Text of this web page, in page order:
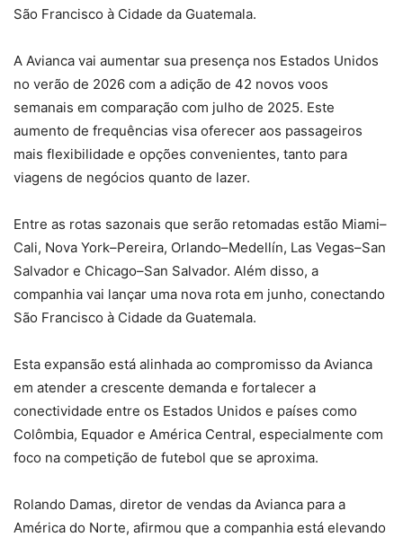
São Francisco à Cidade da Guatemala.
A Avianca vai aumentar sua presença nos Estados Unidos
no verão de 2026 com a adição de 42 novos voos
semanais em comparação com julho de 2025. Este
aumento de frequências visa oferecer aos passageiros
mais flexibilidade e opções convenientes, tanto para
viagens de negócios quanto de lazer.
Entre as rotas sazonais que serão retomadas estão Miami–
Cali, Nova York–Pereira, Orlando–Medellín, Las Vegas–San
Salvador e Chicago–San Salvador. Além disso, a
companhia vai lançar uma nova rota em junho, conectando
São Francisco à Cidade da Guatemala.
Esta expansão está alinhada ao compromisso da Avianca
em atender a crescente demanda e fortalecer a
conectividade entre os Estados Unidos e países como
Colômbia, Equador e América Central, especialmente com
foco na competição de futebol que se aproxima.
Rolando Damas, diretor de vendas da Avianca para a
América do Norte, afirmou que a companhia está elevando